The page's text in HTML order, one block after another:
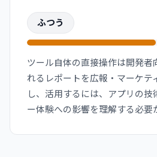
ふつう
ツール自体の直接操作は開発者
れるレポートを広報・マーケテ
し、活用するには、アプリの技
ー体験への影響を理解する必要